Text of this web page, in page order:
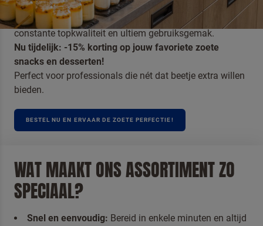
Laat je gasten genieten van authentieke smaken,
constante topkwaliteit en ultiem gebruiksgemak.
Nu tijdelijk: -15% korting op jouw favoriete zoete
snacks en desserten!
Perfect voor professionals die nét dat beetje extra willen
bieden.
BESTEL NU EN ERVAAR DE ZOETE PERFECTIE!
WAT MAAKT ONS ASSORTIMENT ZO
SPECIAAL?
Snel en eenvoudig: Bereid in enkele minuten en altijd